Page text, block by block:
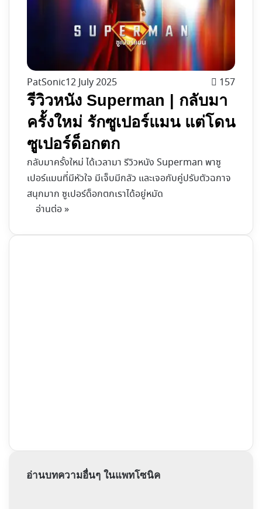
PatSonic12 July 2025 157
รีวิวหนัง Superman | กลับมา
ครั้งใหม่ รักซูเปอร์แมน แต่โดน
ซูเปอร์ด็อกตก
กลับมาครั้งใหม่ ได้เวลามา รีวิวหนัง Superman พาซู
เปอร์แมนที่มีหัวใจ มีเจ็บมีกลัว และเจอกับคู่ปรับตัวฉกาจ
สนุกมาก ซูเปอร์ด็อกตกเราได้อยู่หมัด
อ่านต่อ »
อ่านบทความอื่นๆ ในแพทโซนิค